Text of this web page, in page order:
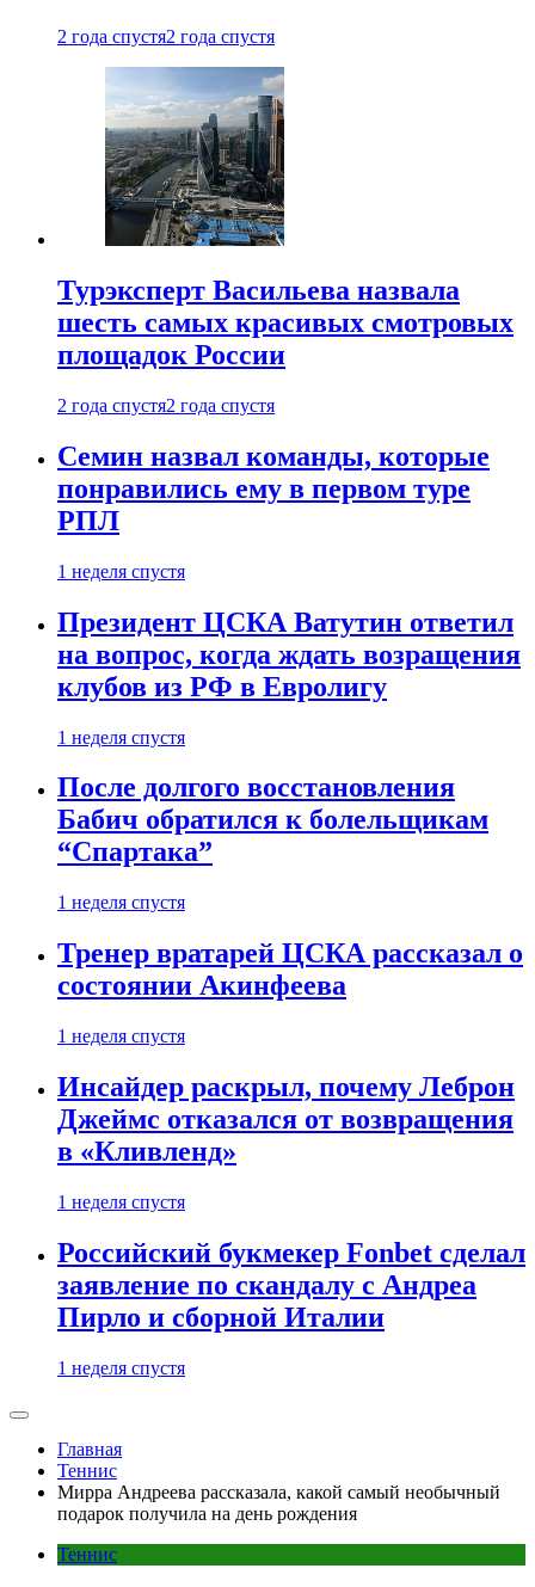
2 года спустя2 года спустя
Турэксперт Васильева назвала
шесть самых красивых смотровых
площадок России
2 года спустя2 года спустя
Семин назвал команды, которые
понравились ему в первом туре
РПЛ
1 неделя спустя
Президент ЦСКА Ватутин ответил
на вопрос, когда ждать возращения
клубов из РФ в Евролигу
1 неделя спустя
После долгого восстановления
Бабич обратился к болельщикам
“Спартака”
1 неделя спустя
Тренер вратарей ЦСКА рассказал о
состоянии Акинфеева
1 неделя спустя
Инсайдер раскрыл, почему Леброн
Джеймс отказался от возвращения
в «Кливленд»
1 неделя спустя
Российский букмекер Fonbet сделал
заявление по скандалу с Андреа
Пирло и сборной Италии
1 неделя спустя
Главная
Теннис
Мирра Андреева рассказала, какой самый необычный
подарок получила на день рождения
Теннис